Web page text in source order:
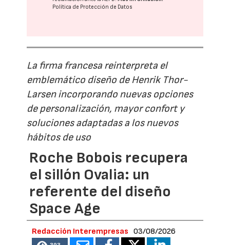
Política de Protección de Datos
La firma francesa reinterpreta el
emblemático diseño de Henrik Thor-
Larsen incorporando nuevas opciones
de personalización, mayor confort y
soluciones adaptadas a los nuevos
hábitos de uso
Roche Bobois recupera
el sillón Ovalia: un
referente del diseño
Space Age
Redacción Interempresas 03/08/2026